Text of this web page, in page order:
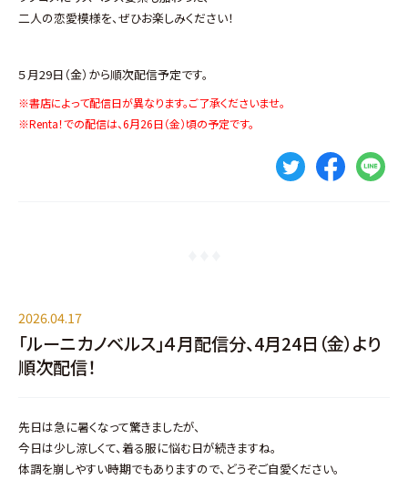
二人の恋愛模様を、ぜひお楽しみください！
５月29日（金）から順次配信予定です。
※書店によって配信日が異なります。ご了承くださいませ。
※Renta！での配信は、6月26日（金）頃の予定です。
2026.04.17
「ルーニカノベルス」４月配信分、4月24日（金）より
順次配信！
先日は急に暑くなって驚きましたが、
今日は少し涼しくて、着る服に悩む日が続きますね。
体調を崩しやすい時期でもありますので、どうぞご自愛ください。